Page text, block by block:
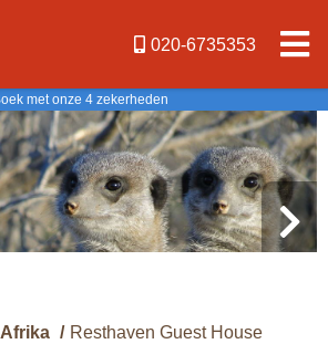
020-6735353
met onze 4 zekerheden
/ Resthaven Guest House